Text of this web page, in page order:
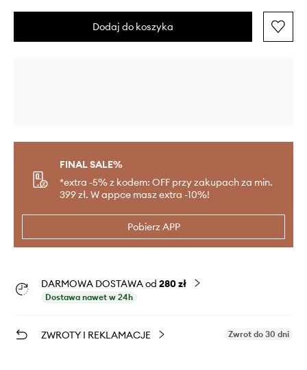
Dodaj do koszyka
FINAL SALE%
*extra -5% z kodem: OFF przy zakupach za min.
399 zł. W appce masz extra -10%!
Pobierz APP
DARMOWA DOSTAWA od 280 zł
Dostawa nawet w 24h
ZWROTY I REKLAMACJE Zwrot do 30 dni